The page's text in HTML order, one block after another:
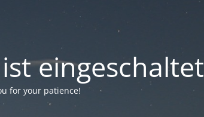
eingeschaltet
for your patience!